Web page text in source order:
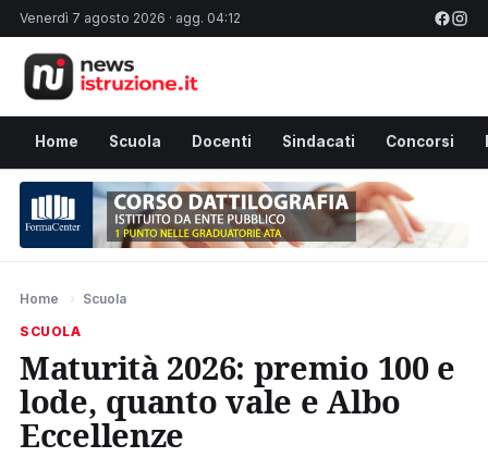
Venerdì 7 agosto 2026 · agg. 04:12
Home Scuola Docenti Sindacati Concorsi
Home › Scuola
SCUOLA
Maturità 2026: premio 100 e
lode, quanto vale e Albo
Eccellenze